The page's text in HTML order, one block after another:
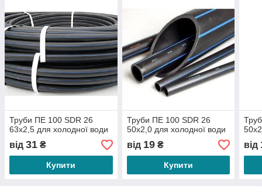
Труби ПЕ 100 SDR 26
63х2,5 для холодної води
від 31 ₴
Купити
Труби ПЕ 100 SDR 26
50х2,0 для холодної води
від 19₴
Купити
від